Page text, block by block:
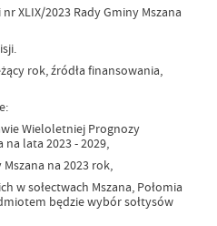
XLIX/2023 Rady Gminy Mszana
rok, źródła finansowania,
Wieloletniej Prognozy
na lata 2023 - 2029,
na 2023 rok,
w sołectwach Mszana, Połomia
będzie wybór sołtysów